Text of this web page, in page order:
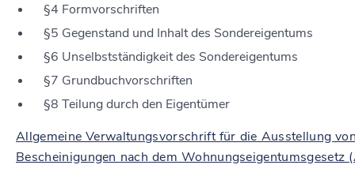
§4 Formvorschriften
§5 Gegenstand und Inhalt des Sondereigentums
§6 Unselbstständigkeit des Sondereigentums
§7 Grundbuchvorschriften
§8 Teilung durch den Eigentümer
Allgemeine Verwaltungsvorschrift für die Ausstellung
Bescheinigungen nach dem Wohnungseigentumsgesetz